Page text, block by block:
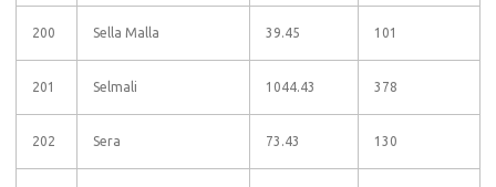
200 Sella Malla 39.45 101
201 Selmali 1044.43 378
202 Sera 73.43 130